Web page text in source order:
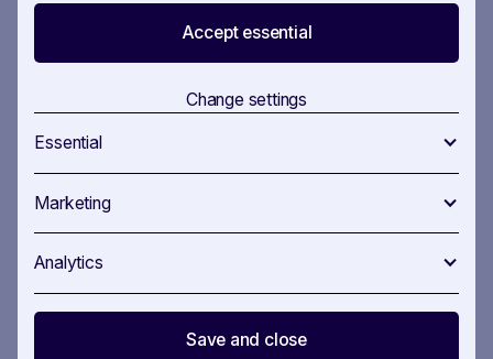
Accept essential
Change settings
Essential
Marketing
Analytics
Save and close
Bewältigen Sie die
Komplexität der Handels-
und Branchenvorschriften
SAVOIRR unterstützt Handelsverbände bei der
der Aktualisierung von Rechtsvorschriften und bei der
Professionalisierung der Dienstleistungserbringung.
Wir verstehen Ihre täglichen Herausforderungen,
deshalb ist unsere Plattform so konzipiert, dass sie
relevante Entwicklungen und Interessengruppen
schnell erkennt und Ihre Aktivitäten effizient verwaltet
und darüber berichtet. Bleiben Sie gut informiert und